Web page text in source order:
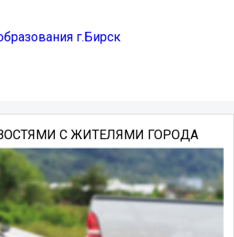
г.Бирск
С ЖИТЕЛЯМИ ГОРОДА